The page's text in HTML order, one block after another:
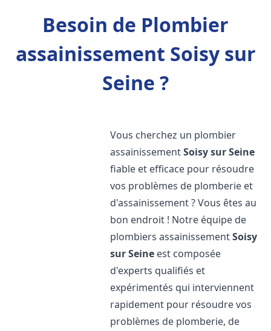
Besoin de Plombier
assainissement Soisy sur
Seine ?
Vous cherchez un plombier
assainissementSoisy sur Seine
fiable et efficace pour résoudre
vos problèmes de plomberie et
d'assainissement ? Vous êtes au
bon endroit ! Notre équipe de
plombiers assainissementSoisy
sur Seine est composée
d'experts qualifiés et
expérimentés qui interviennent
rapidement pour résoudre vos
problèmes de plomberie, de